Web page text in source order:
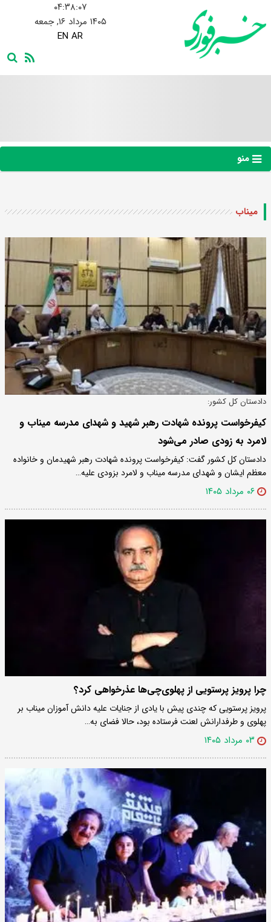
۰۴:۳۸:۰۸
۱۴۰۵ مرداد ۱۶, جمعه
EN AR
منو
میناب
دادستان کل کشور:
کیفرخواست پرونده شهادت رهبر شهید و شهدای مدرسه میناب و
لامرد به زودی صادر می‌شود
دادستان کل کشور گفت: کیفرخواست پرونده شهادت رهبر شهیدمان و خانواده
معظم ایشان و شهدای مدرسه میناب و لامرد بزودی علیه…
۰۶ مرداد ۱۴۰۵
چرا پرویز پرستویی از پهلوی‌چی‌ها عذرخواهی کرد؟
پرویز پرستویی که چندی پیش با یادی از جنایات علیه دانش آموزان میناب بر
پهلوی و طرفدارانش لعنت فرستاده بود، حالا فضای به…
۰۳ مرداد ۱۴۰۵